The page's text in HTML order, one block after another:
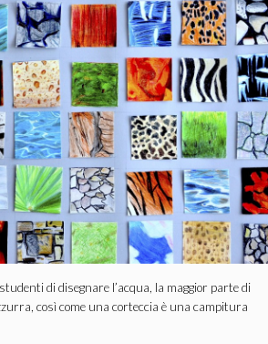
di disegnare l’acqua, la maggior parte di
così come una corteccia è una campitura